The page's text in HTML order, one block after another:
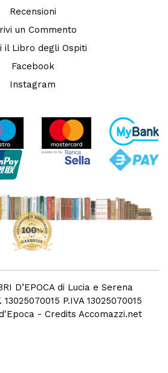
Recensioni
un Commento
il Libro degli Ospiti
Facebook
Instagram
D’EPOCA di Lucia e Serena
P.IVA 13025070015
- Credits Accomazzi.net